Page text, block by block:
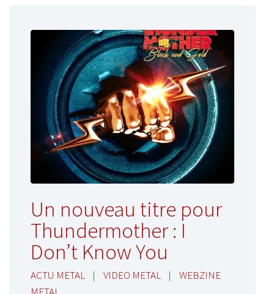
Un nouveau titre pour
Thundermother : I
Don’t Know You
ACTU METAL | VIDEO METAL |
WEBZINE